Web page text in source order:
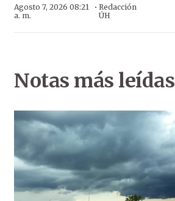
Agosto 7, 2026 08:21
a. m.
·Redacción
ÚH
Notas más leídas